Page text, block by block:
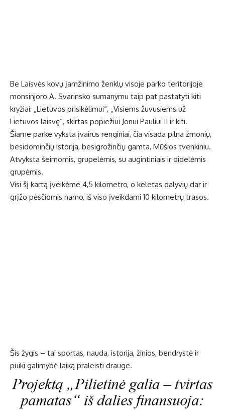
Be Laisvės kovų įamžinimo ženklų visoje parko teritorijoje
monsinjoro A. Svarinsko sumanymu taip pat pastatyti kiti
kryžiai: „Lietuvos prisikėlimui“, „Visiems žuvusiems už
Lietuvos laisvę“, skirtas popiežiui Jonui Pauliui II ir kiti.
Šiame parke vyksta įvairūs renginiai, čia visada pilna žmonių,
besidominčių istorija, besigrožinčių gamta, Mūšios tvenkiniu.
Atvyksta šeimomis, grupelėmis, su augintiniais ir didelėmis
grupėmis.
Visi šį kartą įveikėme 4,5 kilometro, o keletas dalyvių dar ir
grįžo pėsčiomis namo, iš viso įveikdami 10 kilometrų trasos.
Šis žygis – tai sportas, nauda, istorija, žinios, bendrystė ir
puiki galimybė laiką praleisti drauge.